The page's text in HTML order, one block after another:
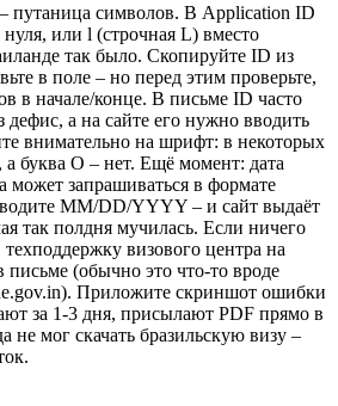
путаница символов. В Application ID
или l (строчная L) вместо
так было. Скопируйте ID из
в поле – но перед этим проверьте,
в начале/конце. В письме ID часто
дефис, а на сайте его нужно вводить
внимательно на шрифт: в некоторых
а буква O – нет. Ещё момент: дата
может запрашиваться в формате
MM/DD/YYYY – и сайт выдаёт
так полдня мучилась. Если ничего
визового центра на
письме (обычно это что-то вроде
Приложите скриншот ошибки
за 1-3 дня, присылают PDF прямо в
не мог скачать бразильскую визу –